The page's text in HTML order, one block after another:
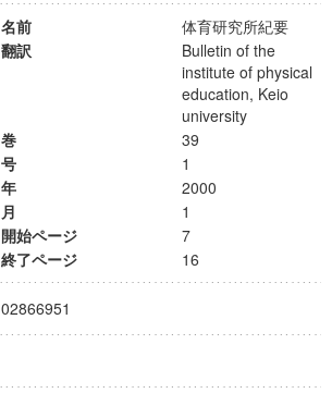
名前
体育研究所紀要
翻訳
Bulletin of the
institute of physical
education, Keio
university
巻
39
号
1
年
2000
月
1
開始ページ
7
終了ページ
16
02866951